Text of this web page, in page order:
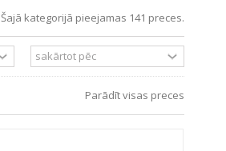
Šajā kategorijā pieejamas 141 preces.
Parādīt visas preces